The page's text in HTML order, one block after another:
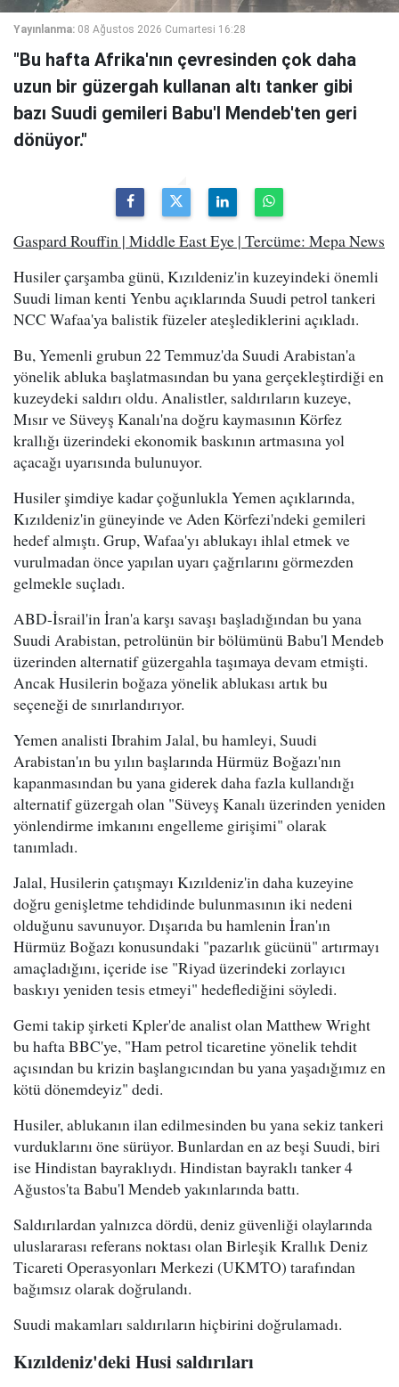
Yayınlanma: 08 Ağustos 2026 Cumartesi 16:28
"Bu hafta Afrika'nın çevresinden çok daha
uzun bir güzergah kullanan altı tanker gibi
bazı Suudi gemileri Babu'l Mendeb'ten geri
dönüyor."
Gaspard Rouffin | Middle East Eye | Tercüme: Mepa News
Husiler çarşamba günü, Kızıldeniz'in kuzeyindeki önemli
Suudi liman kenti Yenbu açıklarında Suudi petrol tankeri
NCC Wafaa'ya balistik füzeler ateşlediklerini açıkladı.
Bu, Yemenli grubun 22 Temmuz'da Suudi Arabistan'a
yönelik abluka başlatmasından bu yana gerçekleştirdiği en
kuzeydeki saldırı oldu. Analistler, saldırıların kuzeye,
Mısır ve Süveyş Kanalı'na doğru kaymasının Körfez
krallığı üzerindeki ekonomik baskının artmasına yol
açacağı uyarısında bulunuyor.
Husiler şimdiye kadar çoğunlukla Yemen açıklarında,
Kızıldeniz'in güneyinde ve Aden Körfezi'ndeki gemileri
hedef almıştı. Grup, Wafaa'yı ablukayı ihlal etmek ve
vurulmadan önce yapılan uyarı çağrılarını görmezden
gelmekle suçladı.
ABD-İsrail'in İran'a karşı savaşı başladığından bu yana
Suudi Arabistan, petrolünün bir bölümünü Babu'l Mendeb
üzerinden alternatif güzergahla taşımaya devam etmişti.
Ancak Husilerin boğaza yönelik ablukası artık bu
seçeneği de sınırlandırıyor.
Yemen analisti Ibrahim Jalal, bu hamleyi, Suudi
Arabistan'ın bu yılın başlarında Hürmüz Boğazı'nın
kapanmasından bu yana giderek daha fazla kullandığı
alternatif güzergah olan "Süveyş Kanalı üzerinden yeniden
yönlendirme imkanını engelleme girişimi" olarak
tanımladı.
Jalal, Husilerin çatışmayı Kızıldeniz'in daha kuzeyine
doğru genişletme tehdidinde bulunmasının iki nedeni
olduğunu savunuyor. Dışarıda bu hamlenin İran'ın
Hürmüz Boğazı konusundaki "pazarlık gücünü" artırmayı
amaçladığını, içeride ise "Riyad üzerindeki zorlayıcı
baskıyı yeniden tesis etmeyi" hedeflediğini söyledi.
Gemi takip şirketi Kpler'de analist olan Matthew Wright
bu hafta BBC'ye, "Ham petrol ticaretine yönelik tehdit
açısından bu krizin başlangıcından bu yana yaşadığımız en
kötü dönemdeyiz" dedi.
Husiler, ablukanın ilan edilmesinden bu yana sekiz tankeri
vurduklarını öne sürüyor. Bunlardan en az beşi Suudi, biri
ise Hindistan bayraklıydı. Hindistan bayraklı tanker 4
Ağustos'ta Babu'l Mendeb yakınlarında battı.
Saldırılardan yalnızca dördü, deniz güvenliği olaylarında
uluslararası referans noktası olan Birleşik Krallık Deniz
Ticareti Operasyonları Merkezi (UKMTO) tarafından
bağımsız olarak doğrulandı.
Suudi makamları saldırıların hiçbirini doğrulamadı.
Kızıldeniz'deki Husi saldırıları